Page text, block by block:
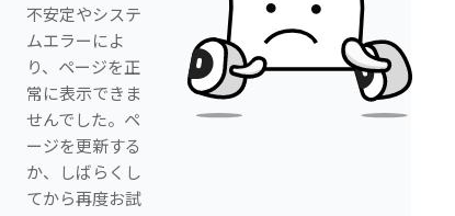
不安定やシステ
ムエラーによ
り、ページを正
常に表示できま
せんでした。ペ
ージを更新する
か、しばらくし
てから再度お試